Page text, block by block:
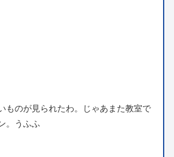
ものが見られたわ。じゃあまた教室で
。うふふ